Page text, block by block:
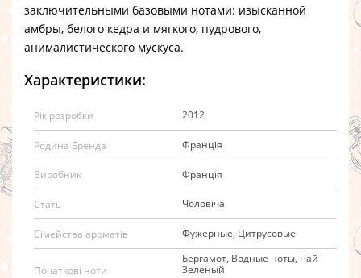
заключительными базовыми нотами: изысканной
амбры, белого кедра и мягкого, пудрового,
анималистического мускуса.
Характеристики:
Рік розробки 2012
Родина Бренда Франція
Виробник Франція
Стать Чоловіча
Сімейства ароматів Фужерные, Цитрусовые
Початкові ноти
Бергамот, Водные ноты, Чай
Зеленый